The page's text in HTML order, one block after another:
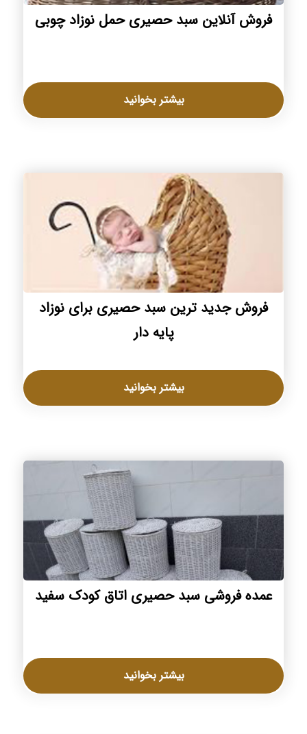
فروش آنلاین سبد حصیری حمل نوزاد چوبی
بیشتر بخوانید
فروش جدید ترین سبد حصیری برای نوزاد
پایه دار
بیشتر بخوانید
عمده فروشی سبد حصیری اتاق کودک سفید
بیشتر بخوانید